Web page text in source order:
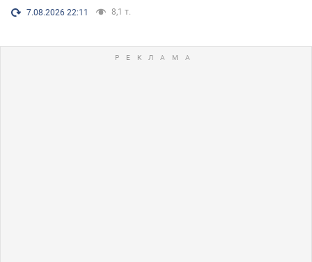
7.08.2026 22:11 8,1 т.